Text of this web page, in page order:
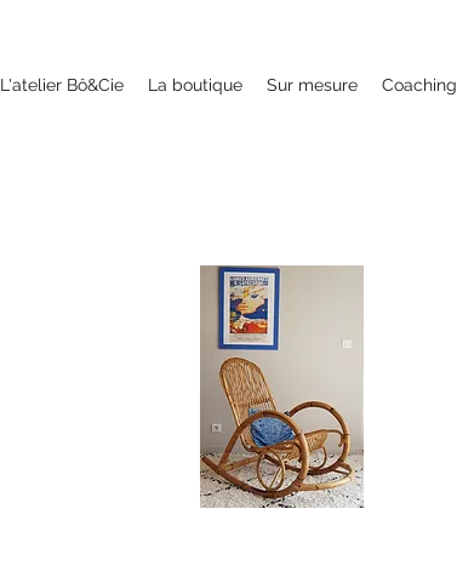
L'atelier Bô&Cie La boutique Sur mesure Coaching